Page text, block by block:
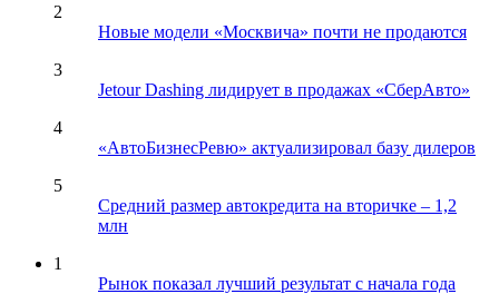
2
Новые модели «Москвича» почти не продаются
3
Jetour Dashing лидирует в продажах «СберАвто»
4
«АвтоБизнесРевю» актуализировал базу дилеров
5
Средний размер автокредита на вторичке – 1,2
млн
1
Рынок показал лучший результат с начала года